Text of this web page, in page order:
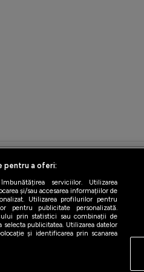
Gestionați preferințele
pentru a oferi:
serviciilor. Utilizarea
și/sau accesarea informațiilor de
Utilizarea profilurilor pentru
pentru publicitate personalizată.
prin statistici sau combinații de
publicitatea. Utilizarea datelor
și identificarea prin scanarea